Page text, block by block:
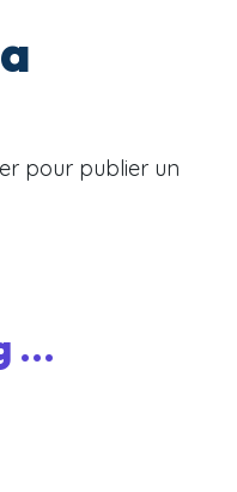
pour publier un
...